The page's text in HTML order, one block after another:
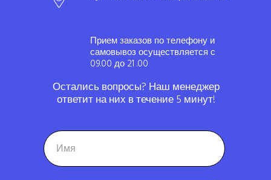
Прием заказов по телефону и
самовывоз осуществляется с
09.00 до 21 .00
Остались вопросы? Наш менеджер
ответит на них в течение 5 минут!